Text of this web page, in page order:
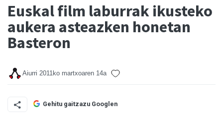
Euskal film laburrak ikusteko
aukera asteazken honetan
Basteron
Aiurri 2011ko martxoaren 14a
Gehitu gaitzazu Googlen